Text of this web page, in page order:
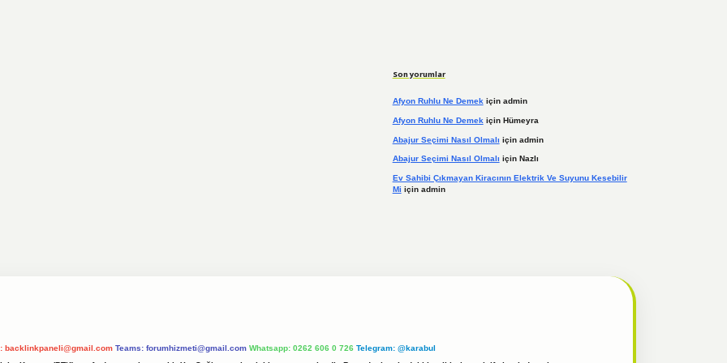
Son yorumlar
Afyon Ruhlu Ne Demekiçin admin
Afyon Ruhlu Ne Demek için Hümeyra
Abajur Seçimi Nasıl Olmalı için admin
Abajur Seçimi Nasıl Olmalı için Nazlı
Ev Sahibi Çıkmayan Kiracının Elektrik Ve Suyunu Kesebilir
Mi için admin
backlinkpaneli@gmail.com Teams: forumhizmeti@gmail.com Whatsapp: 0262 606 0 726 Telegram: @karabul